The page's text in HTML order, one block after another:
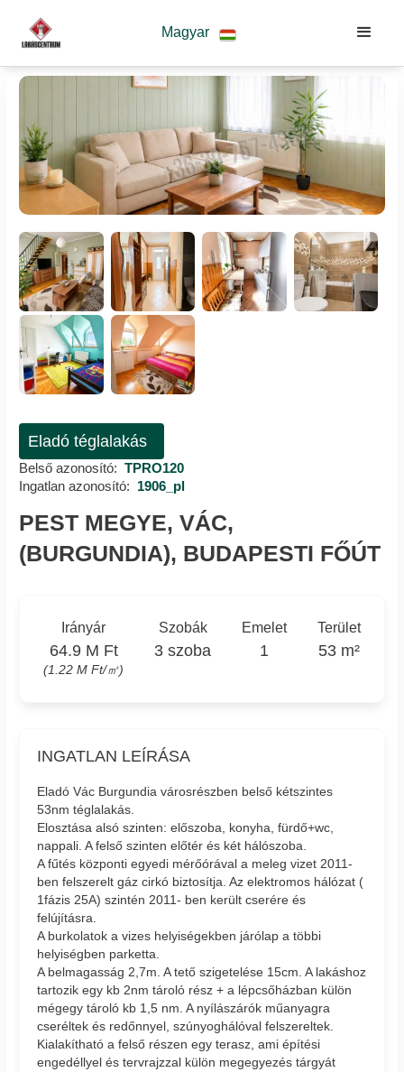
Magyar
Eladó téglalakás
Belső azonosító: TPRO120
Ingatlan azonosító: 1906_pl
PEST MEGYE, VÁC,
(BURGUNDIA), BUDAPESTI FŐÚT
Irányár
64.9 M Ft
(1.22 M Ft/㎡)
Szobák
3 szoba
Emelet
1
Terület
53 m²
INGATLAN LEÍRÁSA
Eladó Vác Burgundia városrészben belső kétszintes
53nm téglalakás.
Elosztása alsó szinten: előszoba, konyha, fürdő+wc,
nappali. A felső szinten előtér és két hálószoba.
A fűtés központi egyedi mérőórával a meleg vizet 2011-
ben felszerelt gáz cirkó biztosítja. Az elektromos hálózat (
1fázis 25A) szintén 2011- ben került cserére és
felújításra.
A burkolatok a vizes helyiségekben járólap a többi
helyiségben parketta.
A belmagasság 2,7m. A tető szigetelése 15cm. A lakáshoz
tartozik egy kb 2nm tároló rész + a lépcsőházban külön
mégegy tároló kb 1,5 nm. A nyílászárók műanyagra
cseréltek és redőnnyel, szúnyoghálóval felszereltek.
Kialakítható a felső részen egy terasz, ami építési
engedéllyel és tervrajzzal külön megegyezés tárgyát